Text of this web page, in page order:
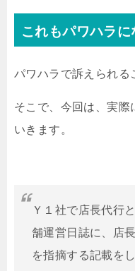
これもパワハラに
パワハラで訴えられる
そこで、今回は、実際
いきます。
Ｙ１社で店長代行
舗運営日誌に、店
を指摘する記載を